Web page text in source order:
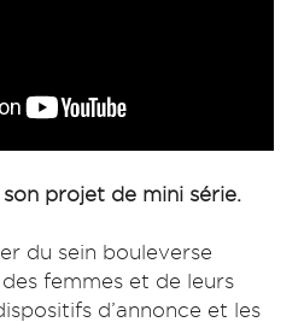
projet de mini série.
du sein bouleverse
femmes et de leurs
d’annonce et les